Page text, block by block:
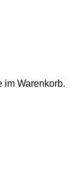
im Warenkorb.